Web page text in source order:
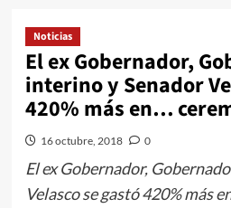
Noticias
El ex Gobernador,
interino y Senador
420% más en…
16 octubre, 2018 0
El ex Gobernador,
Velasco se gastó 420% más